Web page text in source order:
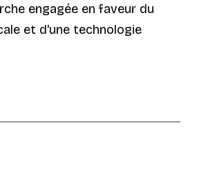
engagée en faveur du
et d'une technologie